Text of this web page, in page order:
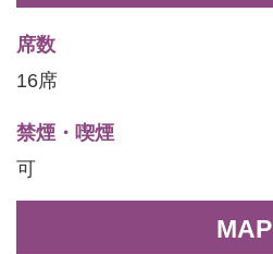
席数
16席
禁煙・喫煙
可
MAP